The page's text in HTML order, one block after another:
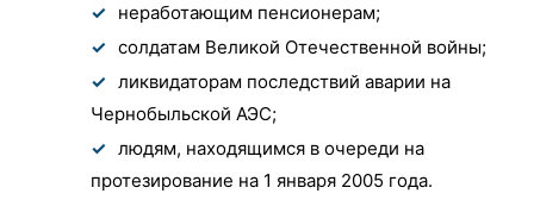
неработающим пенсионерам;
солдатам Великой Отечественной войны;
ликвидаторам последствий аварии на
Чернобыльской АЭС;
людям, находящимся в очереди на
протезирование на 1 января 2005 года.